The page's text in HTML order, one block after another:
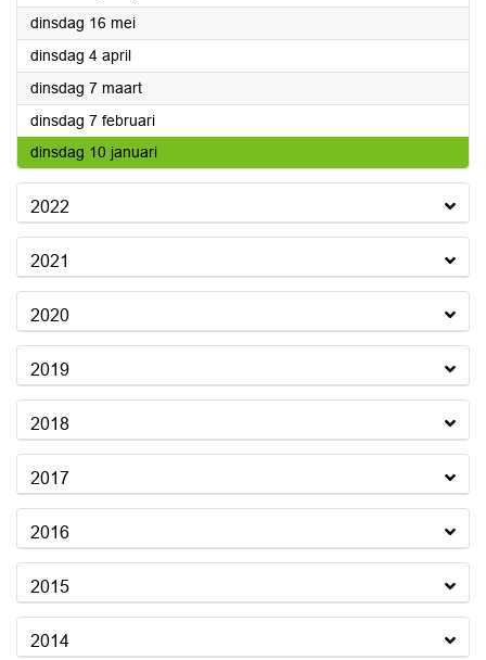
dinsdag 16 mei2023
dinsdag 4 april2023
dinsdag 7 maart2023
dinsdag 7 februari2023
dinsdag 10 januari2023
2022
2021
2020
2019
2018
2017
2016
2015
2014